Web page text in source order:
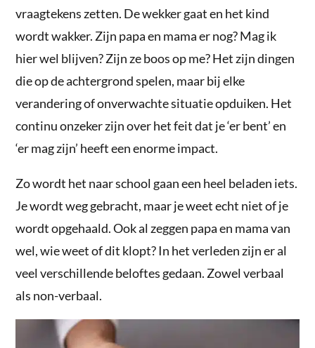
vraagtekens zetten. De wekker gaat en het kind
wordt wakker. Zijn papa en mama er nog? Mag ik
hier wel blijven? Zijn ze boos op me? Het zijn dingen
die op de achtergrond spelen, maar bij elke
verandering of onverwachte situatie opduiken. Het
continu onzeker zijn over het feit dat je ‘er bent’ en
‘er mag zijn’ heeft een enorme impact.
Zo wordt het naar school gaan een heel beladen iets.
Je wordt weg gebracht, maar je weet echt niet of je
wordt opgehaald. Ook al zeggen papa en mama van
wel, wie weet of dit klopt? In het verleden zijn er al
veel verschillende beloftes gedaan. Zowel verbaal
als non-verbaal.